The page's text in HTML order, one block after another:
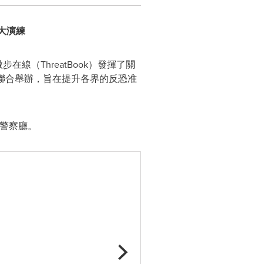
演練
步在線（ThreatBook）發揮了關
舉辦，旨在提升各界的反恐准
察廳。